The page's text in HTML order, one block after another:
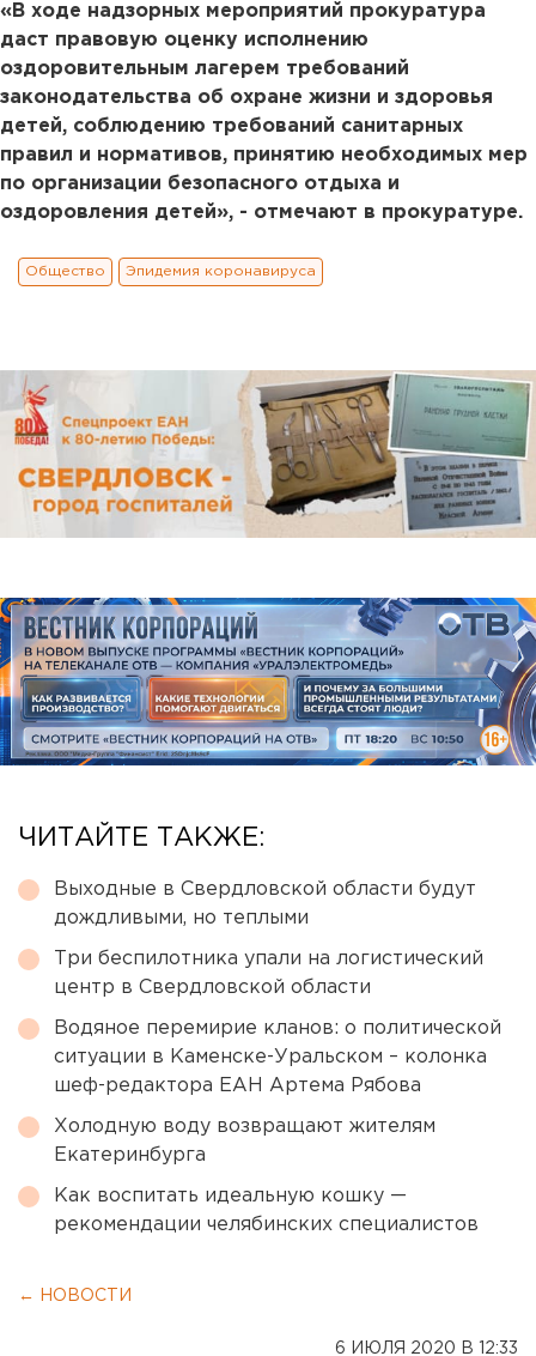
«В ходе надзорных мероприятий прокуратура
даст правовую оценку исполнению
оздоровительным лагерем требований
законодательства об охране жизни и здоровья
детей, соблюдению требований санитарных
правил и нормативов, принятию необходимых мер
по организации безопасного отдыха и
оздоровления детей», - отмечают в прокуратуре.
Общество Эпидемия коронавируса
ЧИТАЙТЕ ТАКЖЕ:
Выходные в Свердловской области будут
дождливыми, но теплыми
Три беспилотника упали на логистический
центр в Свердловской области
Водяное перемирие кланов: о политической
ситуации в Каменске-Уральском – колонка
шеф-редактора ЕАН Артема Рябова
Холодную воду возвращают жителям
Екатеринбурга
Как воспитать идеальную кошку —
рекомендации челябинских специалистов
← НОВОСТИ
6 ИЮЛЯ 2020 В 12:33